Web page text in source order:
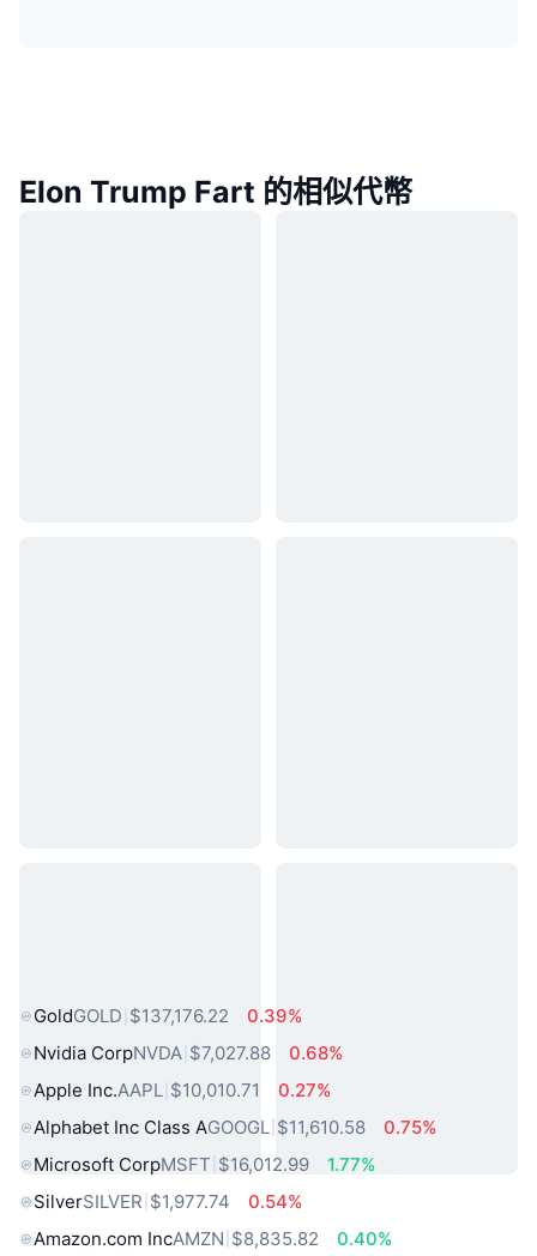
Elon Trump Fart 的相似代幣
GoldGOLD $137,176.22
0.39%
Nvidia CorpNVDA $7,027.88
0.68%
Apple Inc.AAPL $10,010.71
0.27%
Alphabet Inc Class AGOOGL $11,610.58
0.75%
Microsoft CorpMSFT $16,012.99
1.77%
SilverSILVER $1,977.74
0.54%
Amazon.com IncAMZN $8,835.82 0.40%